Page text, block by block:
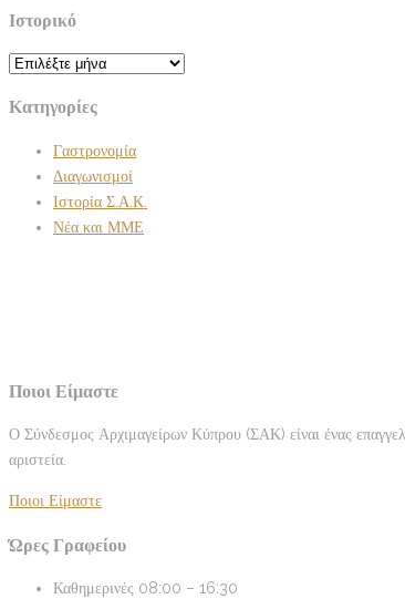
Ιστορικό
Ιστορικό
Κατηγορίες
Γαστρονομία
Διαγωνισμοί
Ιστορία Σ.Α.Κ.
Νέα και ΜΜΕ
Ποιοι Είμαστε
Ο Σύνδεσμος Αρχιμαγείρων Κύπρου (ΣΑΚ) είναι ένας
αριστεία.
Ποιοι Είμαστε
Ώρες Γραφείου
Καθημερινές 08:00 – 16:30